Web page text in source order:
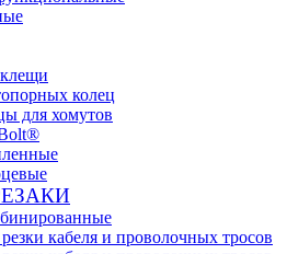
колец
для хомутов
кабеля и проволочных тросов